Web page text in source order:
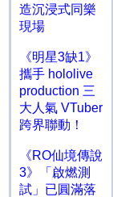
造沉浸式同樂
現場
《明星3缺1》
攜手 hololive
production 三
大人氣 VTuber
跨界聯動！
《RO仙境傳說
3》「啟燃測
試」已圓滿落